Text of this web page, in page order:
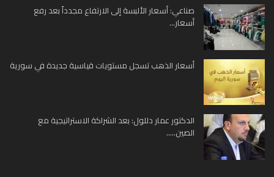
صناعي: أسعار الألبسة إلى الارتفاع مجدداً بعد رفع
أسعار...
أسعار الذهب تسجل مستويات قياسية جديدة في سورية
الدكتور عمار دللول: بعد الشراكة الاستراتيجية مع
الصين.....